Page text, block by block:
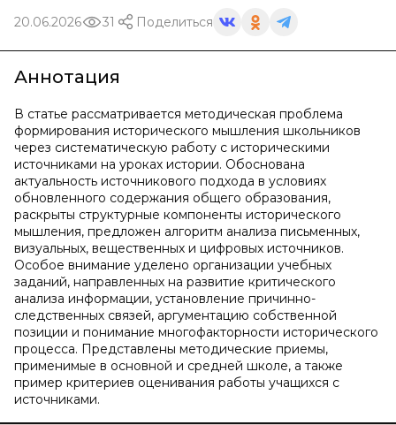
20.06.2026 31 Поделиться
Аннотация
В статье рассматривается методическая проблема
формирования исторического мышления школьников
через систематическую работу с историческими
источниками на уроках истории. Обоснована
актуальность источникового подхода в условиях
обновленного содержания общего образования,
раскрыты структурные компоненты исторического
мышления, предложен алгоритм анализа письменных,
визуальных, вещественных и цифровых источников.
Особое внимание уделено организации учебных
заданий, направленных на развитие критического
анализа информации, установление причинно-
следственных связей, аргументацию собственной
позиции и понимание многофакторности исторического
процесса. Представлены методические приемы,
применимые в основной и средней школе, а также
пример критериев оценивания работы учащихся с
источниками.